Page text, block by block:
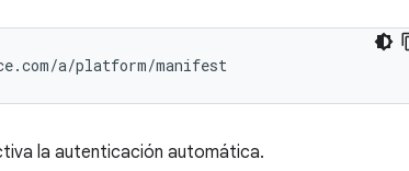
la autenticación automática.